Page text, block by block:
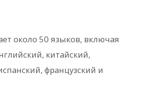
около 50 языков, включая
китайский,
французский и